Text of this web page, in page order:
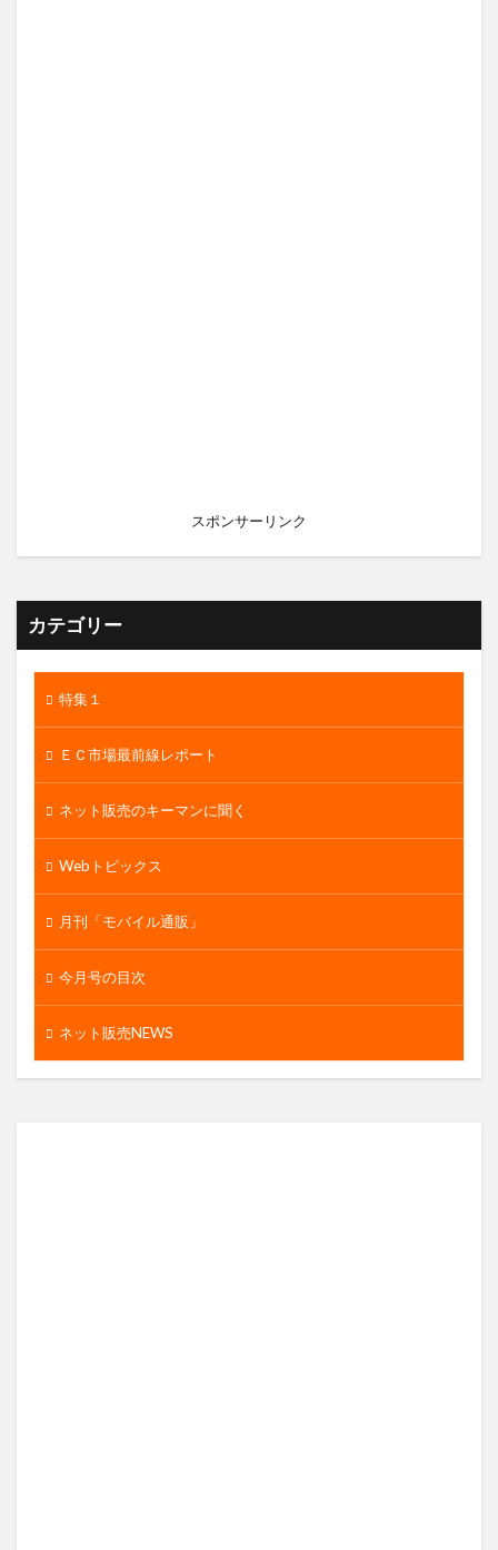
スポンサーリンク
カテゴリー
特集１
ＥＣ市場最前線レポート
ネット販売のキーマンに聞く
Webトピックス
月刊「モバイル通販」
今月号の目次
ネット販売NEWS